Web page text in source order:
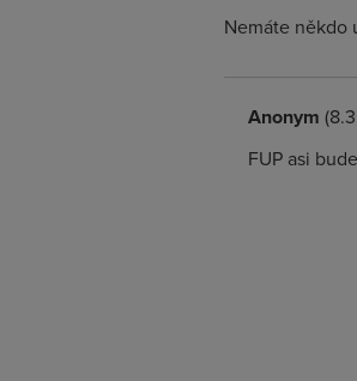
Nemáte někdo
Anonym
FUP asi